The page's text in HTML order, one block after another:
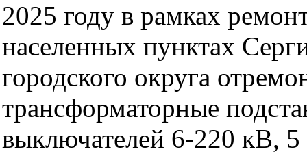
2025 году в рамках
населенных пунктах
городского округа
трансформаторные
выключателей 6-220 кВ,